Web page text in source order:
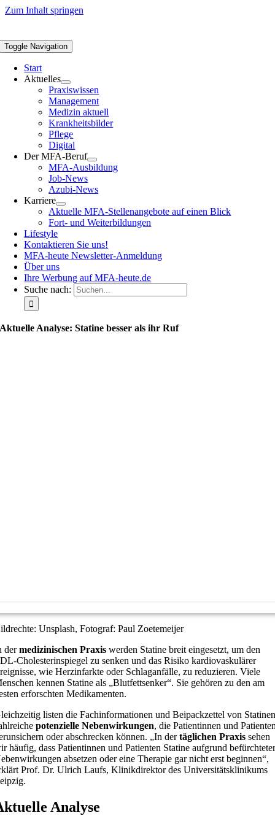
Zum Inhalt springen
Toggle Navigation
Start
Aktuelles
Praxiswissen
Management
Medizin aktuell
Krankheitsbilder
Pflege
Digital
Der MFA-Beruf
MFA-Ausbildung
Job-News
Azubi-News
Karriere
Aktuelle MFA-Stellenangebote auf einen Blick
Fort- und Weiterbildungen
Lifestyle
Kontaktieren Sie uns!
MFA-heute Newsletter-Anmeldung
Über uns
Ihre Werbung auf MFA-heute.de
Suche nach:
Aktuelle Analyse: Statine besser als ihr Ruf
Unsplash, Fotograf: Paul Zoetemeijer
dermedizinischen Praxis werden Statine breit eingesetzt, um den
Cholesterinspiegel zu senken und das Risiko kardiovaskulärer
wie Herzinfarkte oder Schlaganfälle, zu reduzieren. Viele
kennen Statine als „Blutfettsenker“. Sie gehören zu den am
erforschten Medikamenten.
listen die Fachinformationen und Beipackzettel von
potenzielle Nebenwirkungen, die Patientinnen und
oder abschrecken können. „In dertäglichen Praxis sehen
häufig, dass Patientinnen und Patienten Statine aufgrund
absetzen oder eine Therapie gar nicht erst beginnen“,
Prof. Dr. Ulrich Laufs, Klinikdirektor des Universitätsklinikums
Analyse